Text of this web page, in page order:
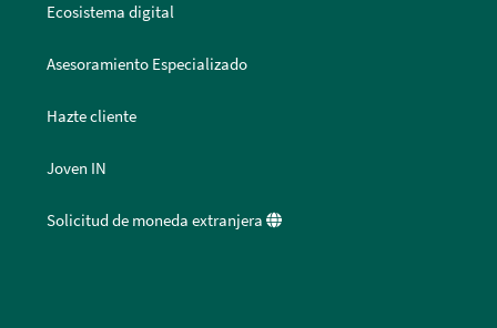
Ecosistema digital
Asesoramiento Especializado
Hazte cliente
Joven IN
Solicitud de moneda extranjera